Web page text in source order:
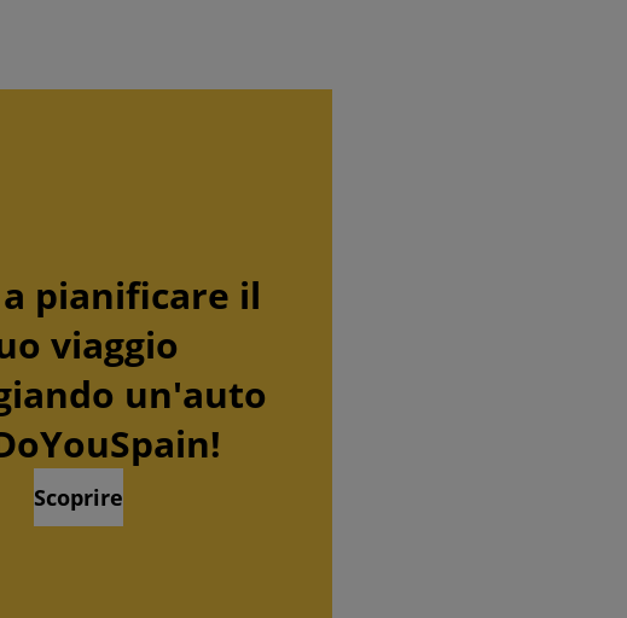
pianificare il
viaggio
un'auto
Scoprire